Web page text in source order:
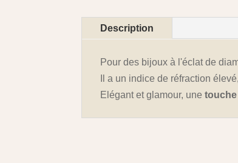
Description
Pour des bijoux à l'éclat de
Il a un indice de réfraction
Elégant et glamour, une